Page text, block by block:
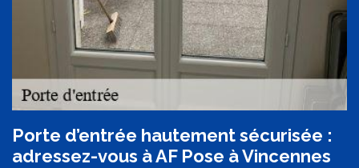
Porte d’entrée hautement sécurisée :
adressez-vous à AF Pose à Vincennes